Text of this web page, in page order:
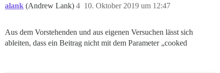
alank (Andrew Lank) 10. Oktober 2019 um 12:47
4
Aus dem Vorstehenden und aus eigenen Versuchen lässt sich
ableiten, dass ein Beitrag nicht mit dem Parameter „cooked